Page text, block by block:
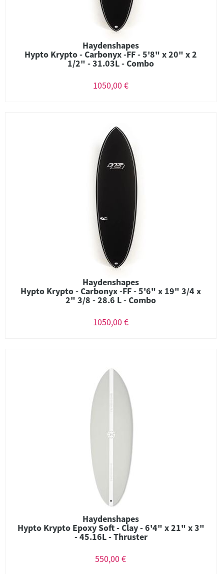
Haydenshapes
Hypto Krypto - Carbonyx -FF - 5'8" x 20" x 2
1/2" - 31.03L - Combo
1050,00 €
Haydenshapes
Hypto Krypto - Carbonyx -FF - 5'6" x 19" 3/4 x
2" 3/8 - 28.6 L - Combo
1050,00 €
Haydenshapes
Hypto Krypto Epoxy Soft - Clay - 6'4" x 21" x 3"
- 45.16L - Thruster
550,00 €